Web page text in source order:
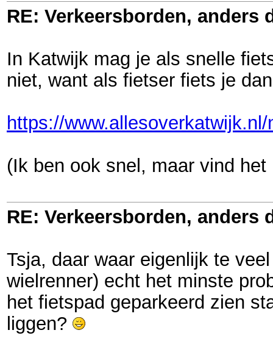
RE: Verkeersborden, anders
In Katwijk mag je als snelle
niet, want als fietser fiets je
https://
(Ik ben ook snel, maar vind
RE: Verkeersborden, anders
Tsja, daar waar eigenlijk te
wielrenner) echt het minste
het fietspad geparkeerd zien
liggen?